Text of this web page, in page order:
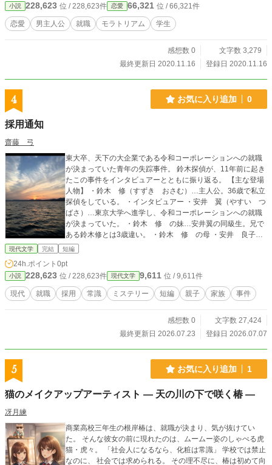
小説 228,623 位 / 228,623件 恋愛 66,321 位 / 66,321件
恋愛 男主人公 就職 モラトリアム 学生
感想数 0
文字数 3,279
最終更新日 2020.11.16
登録日 2020.11.16
4 お気に入り追加 0
採用通知
齋藤 弓
東大卒、天下の大企業である令和コーポレーションへの就職
が決まっていた青年の失踪事件。 鈴木探偵が、11年前に起き
たこの事件をインタビュアーとともに振り返る。 【主な登場
人物】 ・鈴木 修（すずき おさむ）…主人公。36歳で私立
探偵をしている。 ・インタビュアー ・安井 翼（やすい つ
ばさ）…東京大学へ進学し、令和コーポレーションへの就職
が決まっていた。 ・鈴木 修 の妹…安井翼の同級生。兄で
ある鈴木修とは3歳違い。 ・鈴木 修 の母 ・安井 良子
（やすい りょうこ）…安井翼の母。 ・神崎 正輝（かんざ
き（みずの たまき）…神崎正輝の再婚相手。再婚後、子ど
もを二人もうける。 ・駄菓子屋の店主
現代文学 完結 短編
24h.ポイント 0pt
小説 228,623 位 / 228,623件 現代文学 9,611 位 / 9,611件
現代 就職 採用 常識 ミステリー 短編 親子 家族 事件
感想数 0
文字数 27,424
最終更新日 2026.07.23
登録日 2026.07.07
5 お気に入り追加 1
猫のメイクアップアーティスト ― 天の川の下で咲く椿 ―
冴月練
商業高校三年生の根岸椿は、就職が決まり、気が抜けてい
た。 そんな彼女の前に現れたのは、ムームー姿のしゃべる虎
猫・虎々。 「社会人になるなら、化粧は常識」 学校では禁止
なのに、 社会では求められる。 その理不尽に、椿は初めて向